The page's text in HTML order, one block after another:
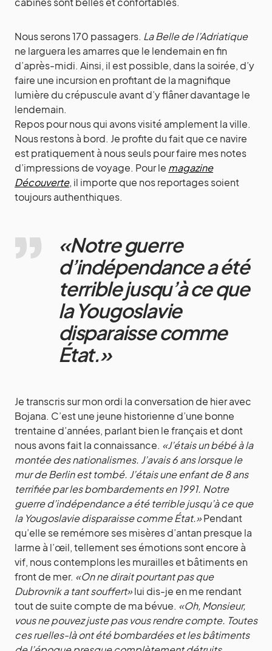
Nous serons 170 passagers. La Belle de l’Adriatique
ne larguera les amarres que le lendemain en fin
d’après-midi. Ainsi, il est possible, dans la soirée, d’y
faire une incursion en profitant de la magnifique
lumière du crépuscule avant d’y flâner davantage le
lendemain.
Repos pour nous qui avons visité amplement la ville.
Nous restons à bord. Je profite du fait que ce navire
est pratiquement à nous seuls pour faire mes notes
d’impressions de voyage. Pour le magazine
Découverte, il importe que nos reportages soient
toujours authenthiques.
«Notre guerre
d’indépendance a été
terrible jusqu’à ce que
la Yougoslavie
disparaisse comme
État.»
Je transcris sur mon ordi la conversation de hier avec
Bojana. C’est une jeune historienne d’une bonne
trentaine d’années, parlant bien le français et dont
nous avons fait la connaissance. «J’étais un bébé à la
montée des nationalismes. J’avais 6 ans lorsque le
mur de Berlin est tombé. J’étais une enfant de 8 ans
terrifiée par les bombardements en 1991. Notre
guerre d’indépendance a été terrible jusqu’à ce que
la Yougoslavie disparaisse comme État.»Pendant
qu’elle se remémore ses misères d’antan presque la
larme à l’œil, tellement ses émotions sont encore à
vif, nous contemplons les murailles et bâtiments en
front de mer. «On ne dirait pourtant pas que
Dubrovnik a tant souffert»lui dis-je en me rendant
tout de suite compte de ma bévue. «Oh, Monsieur,
vous ne pouvez juste pas vous rendre compte. Toutes
ces ruelles-là ont été bombardées et les bâtiments